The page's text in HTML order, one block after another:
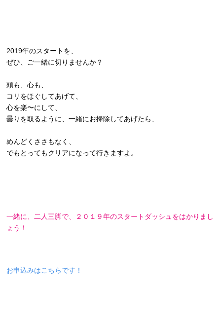
2019年のスタートを、
ぜひ、ご一緒に切りませんか？
頭も、心も、
コリをほぐしてあげて、
心を楽〜にして、
曇りを取るように、一緒にお掃除してあげたら、
めんどくささもなく、
でもとってもクリアになって行きますよ。
一緒に、二人三脚で、２０１９年のスタートダッシュをはかりまし
ょう！
お申込みはこちらです！